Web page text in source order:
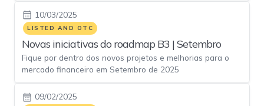
LISTED AND OTC
10/03/2025
Novas iniciativas do roadmap B3 | Setembro
Fique por dentro dos novos projetos e melhorias para o
mercado financeiro em Setembro de 2025
09/02/2025